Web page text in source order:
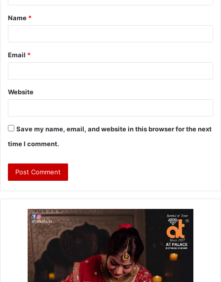
Name *
Email *
Website
Save my name, email, and website in this browser for the next
time I comment.